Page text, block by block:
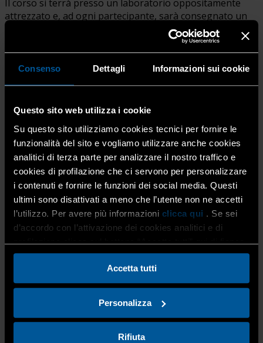
Consenso Dettagli Informazioni sui cookie
Questo sito web utilizza i cookie
Su questo sito utilizziamo cookies tecnici per fornire le
funzionalità del sito e vogliamo utilizzare anche cookies
analitici di terza parte per analizzare il nostro traffico e
cookies di profilazione che ci servono per personalizzare
i contenuti e fornire le funzioni dei social media. Questi
ultimi sono disattivati a meno che l’utente non ne accetti
l’utilizzo. Per avere più informazioni clicca qui . Se sei
d’accordo con l’attivazione dei cookies analitici e di
profilazione clicca sul bottone “Accetta tutti” qui di fianco.
Accetta tutti
Personalizza
Rifiuta
Il corso si terrà presso un laboratorio oppositamente
attrezzato e, ad ogni partecipante, sarà consegnato un
kit esclusivo di make-up per le esercitazioni.
INFORMAZIONI UTILI
Modalità
Data e orario
1^ EDIZIONE 2026 – in presenza
lunedì 9 marzo 2026 dalle 09.00 alle 17.00
Confartigianato Imprese Bergamo, Via Torretta, 12 –
(Disponibilità di parcheggio interno)